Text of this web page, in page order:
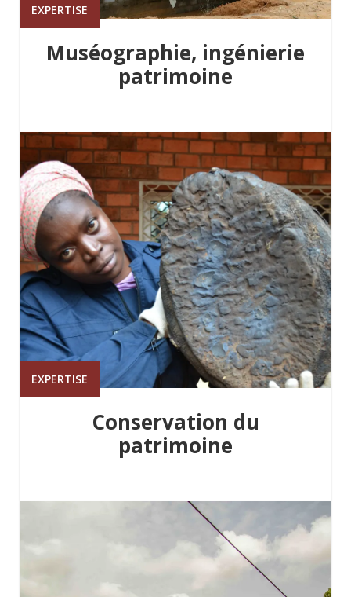
EXPERTISE
Muséographie, ingénierie
patrimoine
EXPERTISE
Conservation du
patrimoine